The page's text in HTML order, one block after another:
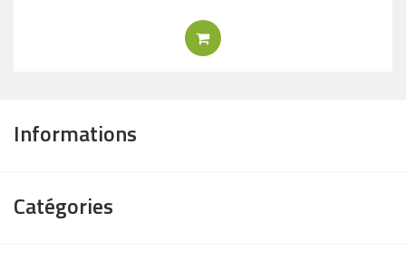
Informations
Catégories